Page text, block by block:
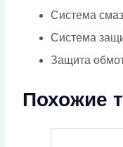
Система
Система
Защита
Похожие